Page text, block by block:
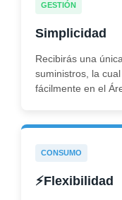
GESTIÓN
Simplicidad
Recibirás una
suministros, la
fácilmente en el
CONSUMO
⚡Flexibilidad